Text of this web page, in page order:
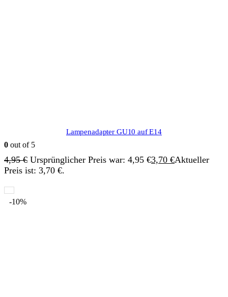
Lampenadapter GU10 auf E14
0 out of 5
4,95€ Ursprünglicher Preis war: 4,95 €3,70 €Aktueller
Preis ist: 3,70 €.
-10%